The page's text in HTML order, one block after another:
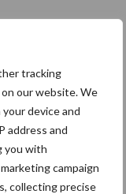
tracking
our website. We
device and
address and
you with
campaign
collecting precise
grip op
kent